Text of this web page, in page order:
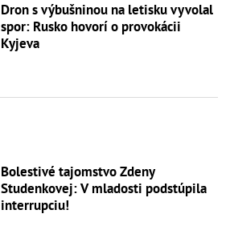
Dron s výbušninou na letisku vyvolal
spor: Rusko hovorí o provokácii
Kyjeva
Bolestivé tajomstvo Zdeny
Studenkovej: V mladosti podstúpila
interrupciu!